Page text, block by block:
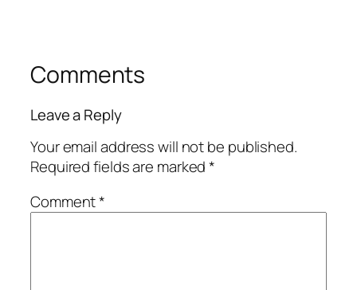
Comments
Leave a Reply
Your email address will not be published.
Required fields are marked*
Comment*